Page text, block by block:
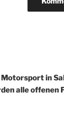
in
alle offenen